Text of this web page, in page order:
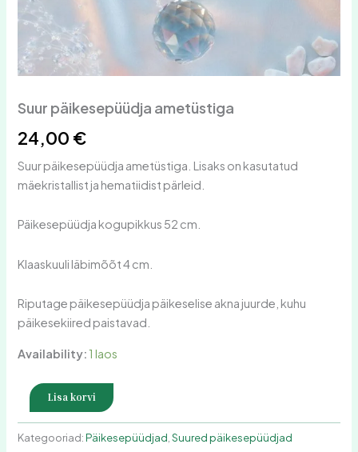
Suur päikesepüüdja ametüstiga
24,00 €
Suur päikesepüüdja ametüstiga. Lisaks on kasutatud
mäekristallist ja hematiidist pärleid.
Päikesepüüdja kogupikkus 52 cm.
Klaaskuuli läbimõõt 4 cm.
Riputage päikesepüüdja päikeselise akna juurde, kuhu
päikesekiired paistavad.
Availability:1 laos
Lisa korvi
Kategooriad:Päikesepüüdjad ,Suured päikesepüüdjad